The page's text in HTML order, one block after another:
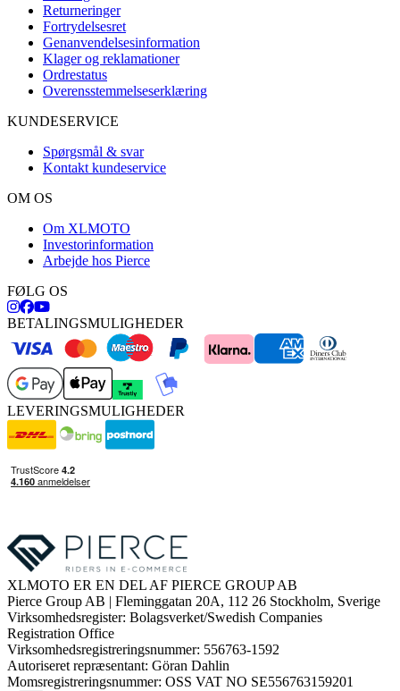
Returneringer
Fortrydelsesret
Genanvendelsesinformation
Klager og reklamationer
Ordrestatus
Overensstemmelseserklæring
KUNDESERVICE
Spørgsmål & svar
Kontakt kundeservice
OM OS
Om XLMOTO
Investorinformation
Arbejde hos Pierce
FØLG OS
BETALINGSMULIGHEDER
LEVERINGSMULIGHEDER
XLMOTO ER EN DEL AF PIERCE GROUP AB
Pierce Group AB | Fleminggatan 20A, 112 26 Stockholm, Sverige
Virksomhedsregister: Bolagsverket/Swedish Companies
Registration Office
Virksomhedsregistreringsnummer: 556763-1592
Autoriseret repræsentant: Göran Dahlin
Momsregistreringsnummer: OSS VAT NO SE556763159201